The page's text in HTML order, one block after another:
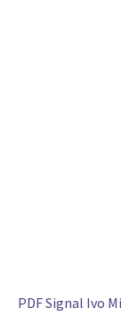
PDF Signal Ivo